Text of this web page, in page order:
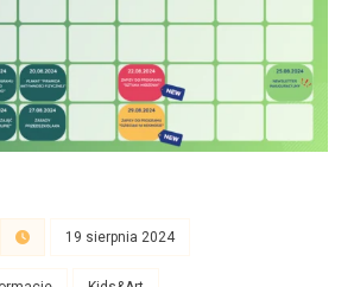
19 sierpnia 2024